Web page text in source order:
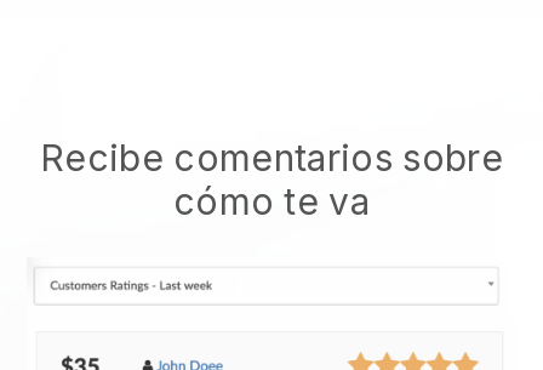
Recibe comentarios sobre
cómo te va